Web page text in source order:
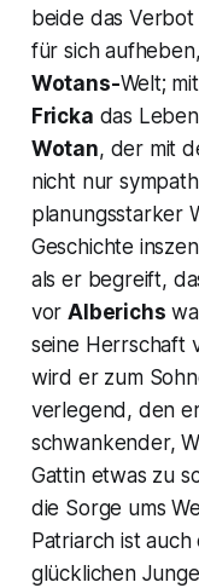
beide das
für sich
Wotans-Welt;
Fricka das
Wotan, der mit
nicht nur
planungsstarker
Geschichte
als er begreift,
vorAlberichs
seine Herrschaft
wird er zum
verlegend, den
schwankender,
Gattin etwas zu
die Sorge ums
Patriarch ist
glücklichen